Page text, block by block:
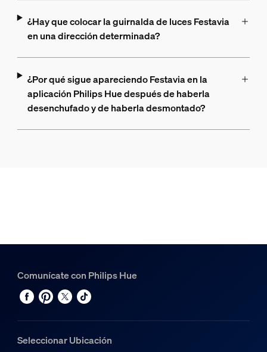
¿Hay que colocar la guirnalda de luces Festavia
en una dirección determinada?
¿Por qué sigue apareciendo Festavia en la
aplicación Philips Hue después de haberla
desenchufado y de haberla desmontado?
Comunícate con Philips Hue
Seleccionar Ubicación